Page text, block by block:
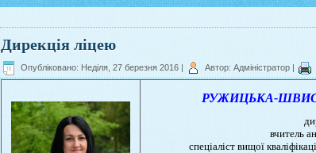
Дирекція ліцею
Опубліковано: Неділя, 27 березня 2016 | Автор: Адміністратор |
РУЖИЦЬКА-
вчитель
спеціаліст вищої